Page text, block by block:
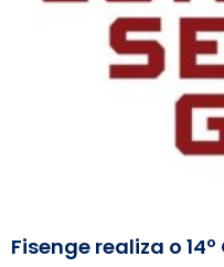
Fisenge realiza o